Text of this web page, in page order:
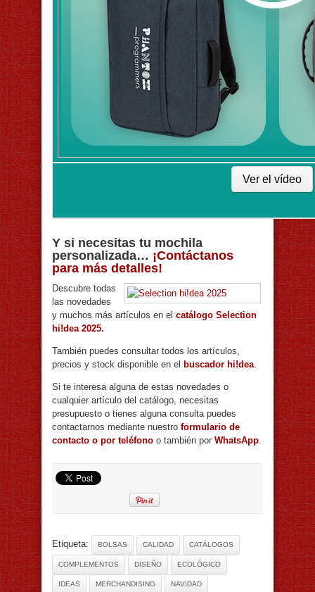
Ver el vídeo
Y si necesitas tu mochila
personalizada… ¡Contáctanos
para más detalles!
Descubre todas
las novedades
y muchos más artículos en el catálogo Selection
hi!dea 2025.
También puedes consultar todos los artículos,
precios y stock disponible en el buscador hi!dea
Si te interesa alguna de estas novedades o
cualquier artículo del catálogo, necesitas
presupuesto o tienes alguna consulta puedes
contactarnos mediante nuestro formulario de
contacto o por teléfono o también por WhatsApp
Etiqueta: BOLSAS CALIDAD CATÁLOGOS
COMPLEMENTOS DISEÑO ECOLÓGICO
IDEAS MERCHANDISING NAVIDAD